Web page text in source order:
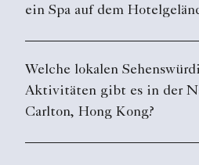
ein Spa auf dem
Welche lokalen
Aktivitäten gibt es in der
Carlton, Hong Kong?